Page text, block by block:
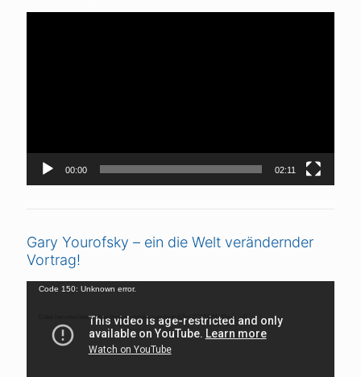
00:00 02:11
Gary Yourofsky – ein die Welt verändernder
Vortrag!
Video-
Code 150: Unknown error.
Datei herunterladen: https://www.youtube.com/watch?v=ZCMAIMnI8iw&_=5